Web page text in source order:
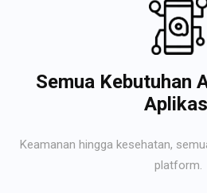
Semua Kebutuhan
Keamanan hingga kesehatan,
platform.